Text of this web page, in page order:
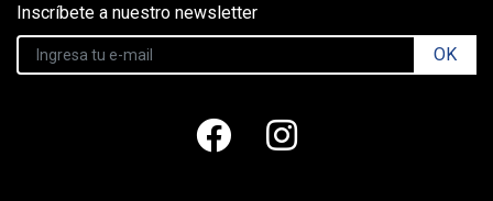
Inscríbete a nuestro newsletter
OK